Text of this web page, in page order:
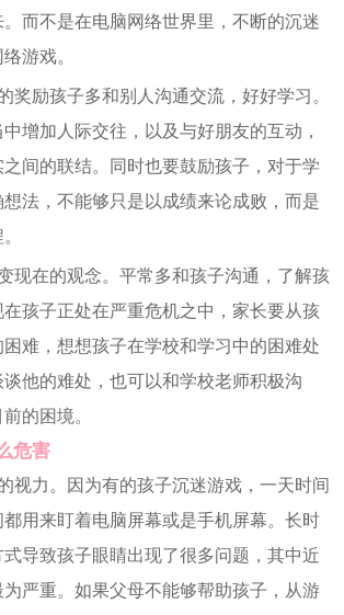
而不是在电脑网络世界里，不断的沉迷
游戏。
奖励孩子多和别人沟通交流，好好学习。
增加人际交往，以及与好朋友的互动，
间的联结。同时也要鼓励孩子，对于学
法，不能够只是以成绩来论成败，而是
现在的观念。平常多和孩子沟通，了解孩
孩子正处在严重危机之中，家长要从孩
难，想想孩子在学校和学习中的困难处
他的难处，也可以和学校老师积极沟
的困境。
危害
视力。因为有的孩子沉迷游戏，一天时间
用来盯着电脑屏幕或是手机屏幕。长时
导致孩子眼睛出现了很多问题，其中近
严重。如果父母不能够帮助孩子，从游